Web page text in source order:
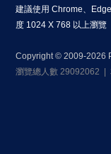
建議使用 Chrome、
度 1024 X 768 以上瀏覽
Copyright © 2009-2026
瀏覽總人數 29092062 |